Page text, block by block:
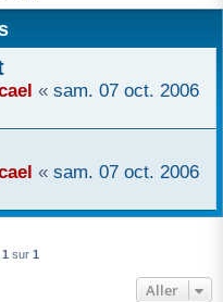
r
« sam. 07 oct. 2006
« sam. 07 oct. 2006
1 sur 1
Aller